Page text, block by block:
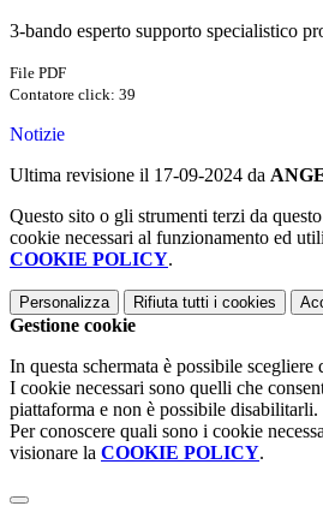
3-bando esperto supporto specialistico
File PDF
Contatore click: 39
Notizie
Ultima revisione il 17-09-2024 da
Questo sito o gli strumenti terzi da
cookie necessari al funzionamento ed
COOKIE POLICY.
Personalizza Rifiuta tutti i cookies
Gestione cookie
In questa schermata è possibile
I cookie necessari sono quelli che
piattaforma e non è possibile disabilitarli.
Per conoscere quali sono i cookie
visionare la COOKIE POLICY.